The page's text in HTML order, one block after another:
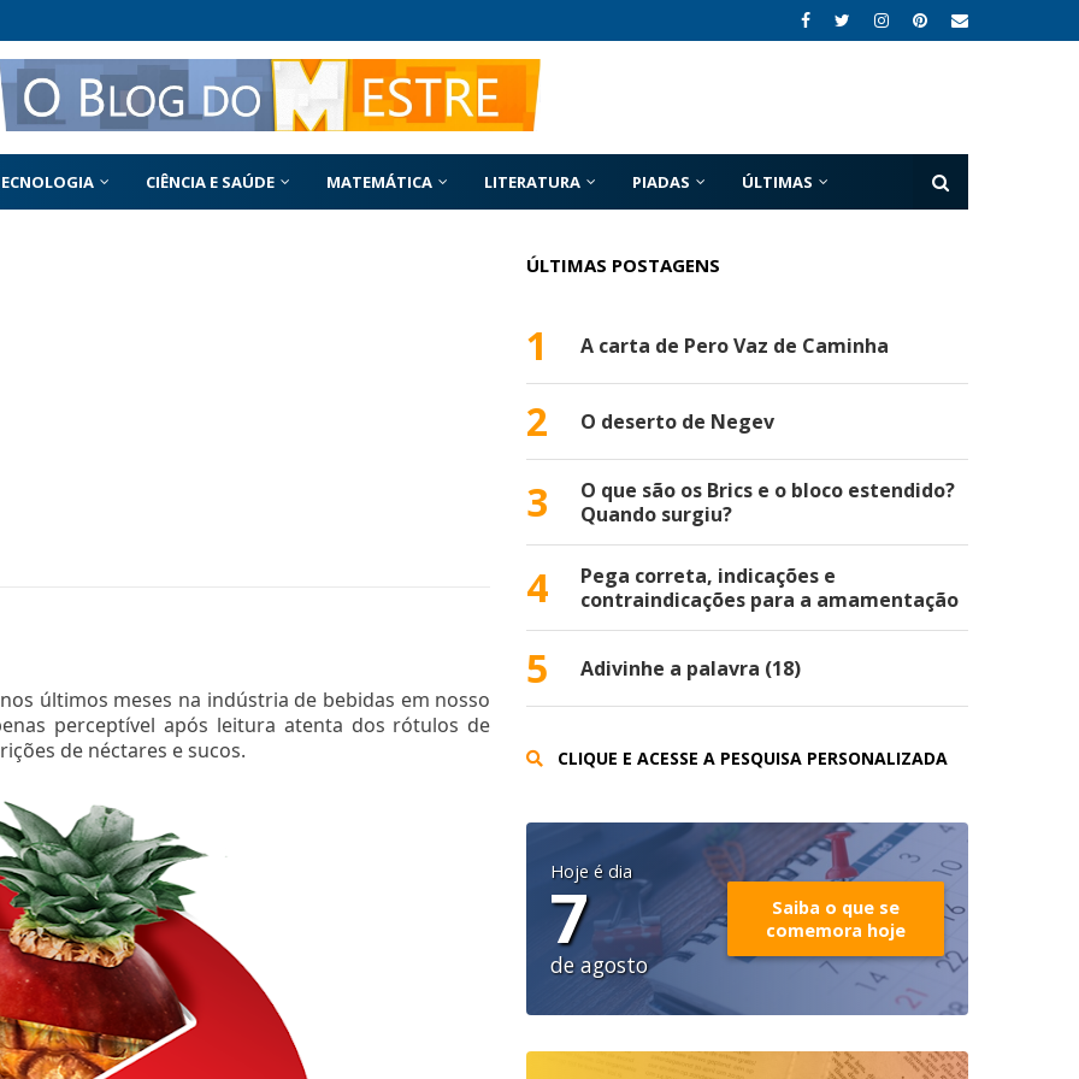
CIÊNCIA E SAÚDE MATEMÁTICA LITERATURA PIADAS ÚLTIMAS
últimos meses na indústria de bebidas em nosso
perceptível após leitura atenta dos rótulos de
de néctares e sucos.
ÚLTIMAS POSTAGENS
1 A carta de Pero Vaz de Caminha
2 O deserto de Negev
3
O que são os Brics e o bloco estendido?
Quando surgiu?
4
Pega correta, indicações e
contraindicações para a amamentação
5 Adivinhe a palavra (18)
CLIQUE E ACESSE A PESQUISA PERSONALIZADA
Hoje é dia
7
de agosto
Saiba o que se
comemora hoje